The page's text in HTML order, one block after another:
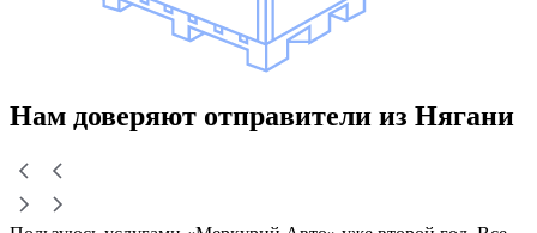
Нам доверяют отправители из Нягани